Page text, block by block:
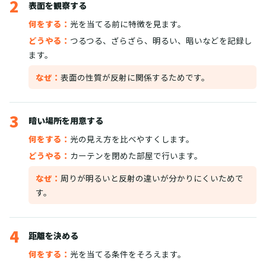
2
表面を観察する
何をする： 光を当てる前に特徴を見ます。
どうやる： つるつる、ざらざら、明るい、暗いなどを記録し
ます。
なぜ： 表面の性質が反射に関係するためです。
3
暗い場所を用意する
何をする： 光の見え方を比べやすくします。
どうやる： カーテンを閉めた部屋で行います。
なぜ： 周りが明るいと反射の違いが分かりにくいためで
す。
4
距離を決める
何をする： 光を当てる条件をそろえます。